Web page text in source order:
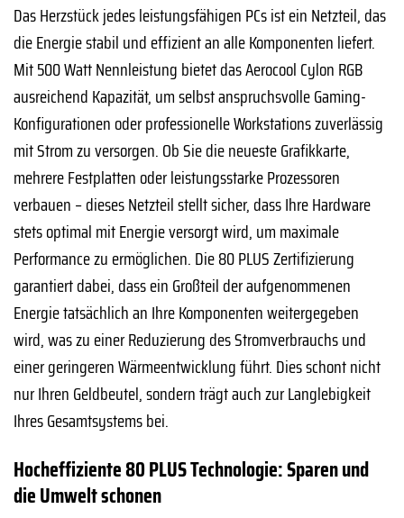
Das Herzstück jedes leistungsfähigen PCs ist ein Netzteil, das
die Energie stabil und effizient an alle Komponenten liefert.
Mit 500 Watt Nennleistung bietet das Aerocool Cylon RGB
ausreichend Kapazität, um selbst anspruchsvolle Gaming-
Konfigurationen oder professionelle Workstations zuverlässig
mit Strom zu versorgen. Ob Sie die neueste Grafikkarte,
mehrere Festplatten oder leistungsstarke Prozessoren
verbauen – dieses Netzteil stellt sicher, dass Ihre Hardware
stets optimal mit Energie versorgt wird, um maximale
Performance zu ermöglichen. Die 80 PLUS Zertifizierung
garantiert dabei, dass ein Großteil der aufgenommenen
Energie tatsächlich an Ihre Komponenten weitergegeben
wird, was zu einer Reduzierung des Stromverbrauchs und
einer geringeren Wärmeentwicklung führt. Dies schont nicht
nur Ihren Geldbeutel, sondern trägt auch zur Langlebigkeit
Ihres Gesamtsystems bei.
Hocheffiziente 80 PLUS Technologie: Sparen und
die Umwelt schonen